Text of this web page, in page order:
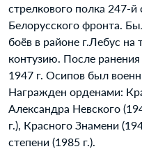
стрелкового полка 247-
Белорусского фронта.
боёв в районе г.Лебус на
контузию. После
1947 г. Осипов был
Награжден орденами:
Александра Невского
г.), Красного Знамени
степени (1985 г.).